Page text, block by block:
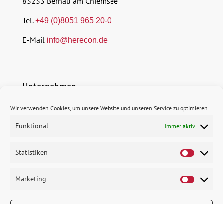
Wir verwenden Cookies, um unsere Website und unseren Service zu optimieren.
Funktional Immer aktiv
Statistiken
Marketing
Tel.+49 (0)8051 965 20-0
E-Mail info@herecon.de
Unternehmen
$ Karriere